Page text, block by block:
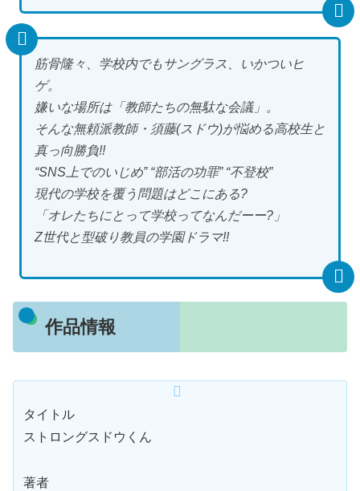
筋骨隆々、学校内でもサングラス、いかついヒ
ゲ。
嫌いな場所は「教師たちの無駄な会議」。
そんな無頼派教師・須藤(スドウ)が悩める高校生と
真っ向勝負!!
“SNS上でのいじめ” “部活の功罪” “不登校”
現代の学校を覆う問題はどこにある?
「オレたちにとって学校ってなんだーー?」
Z世代と型破り教員の学園ドラマ!!
作品情報
タイトル
ストロングスドウくん
著者